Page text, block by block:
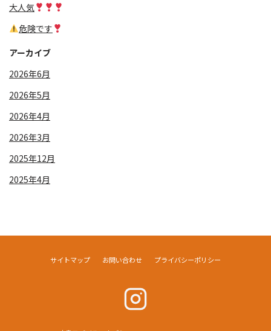
大人気
危険です
アーカイブ
2026年6月
2026年5月
2026年4月
2026年3月
2025年12月
2025年4月
サイトマップ お問い合わせ プライバシーポリシー